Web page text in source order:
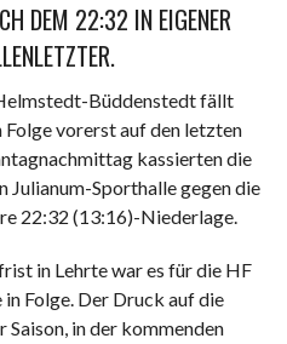
DEM 22:32 IN EIGENER
Büddenstedt fällt
vorerst auf den letzten
kassierten die
Julianum-Sporthalle gegen die
22:32 (13:16)-Niederlage.
in Lehrte war es für die HF
Folge. Der Druck auf die
in der kommenden